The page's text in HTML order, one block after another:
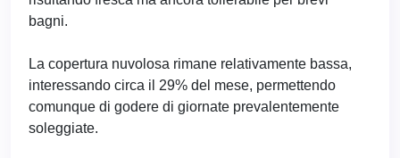
bagni.
La copertura nuvolosa rimane relativamente bassa,
interessando circa il 29% del mese, permettendo
comunque di godere di giornate prevalentemente
soleggiate.